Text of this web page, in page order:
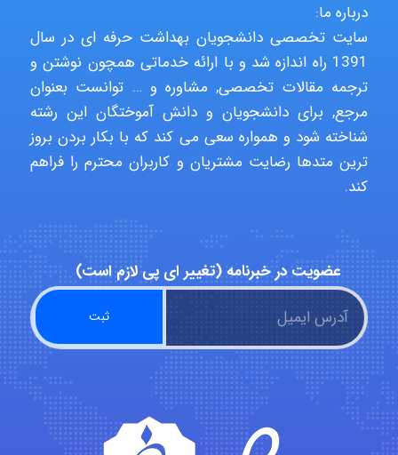
USER124
malekf
abolfazlkoshehe
abolfazlkoshehe
A.balandeh
درباره ما:
سایت تخصصی دانشجویان بهداشت حرفه ای در سال
1391 راه اندازه شد و با ارائه خدماتی همچون نوشتن و
ترجمه مقالات تخصصی, مشاوره و … توانست بعنوان
مرجع, برای دانشجویان و دانش آموختگان این رشته
شناخته شود و همواره سعی می کند که با بکار بردن بروز
ترین متدها رضایت مشتریان و کاربران محترم را فراهم
کند.
عضویت در خبرنامه (تغییر ای پی لازم است)